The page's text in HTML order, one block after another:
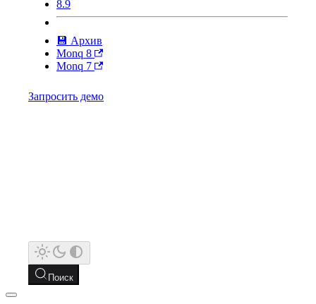
8.9
💾 Архив
Monq 8
Monq 7
Запросить демо
Поиск